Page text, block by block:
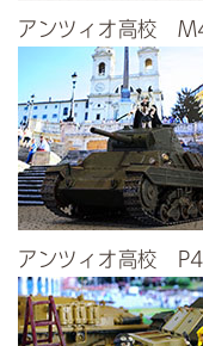
アンツィオ高校
アンツィオ高校